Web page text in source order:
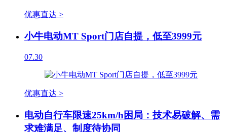
优惠直达 >
小牛电动MT Sport门店自提，低至3999元
07.30
优惠直达 >
电动自行车限速25km/h困局：技术易破解、需
求难满足、制度待协同